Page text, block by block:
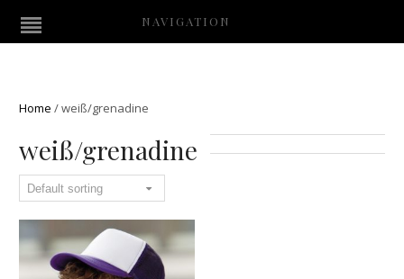
NAVIGATION
Home /weiß/grenadine
weiß/grenadine